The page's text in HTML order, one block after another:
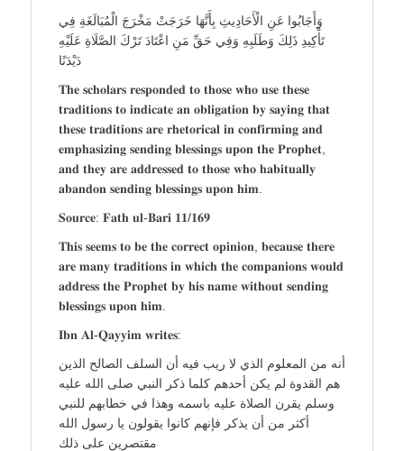
وَأَجَابُوا عَنِ الْأَحَادِيثِ بِأَنَّهَا خَرَجَتْ مَخْرَجَ الْمُبَالَغَةِ فِي
تَأْكِيدِ ذَلِكَ وَطَلَبِهِ وَفِي حَقِّ مَنِ اعْتَادَ تَرْكَ الصَّلَاةِ عَلَيْهِ
دَيْدَنًا
𝐓𝐡𝐞 𝐬𝐜𝐡𝐨𝐥𝐚𝐫𝐬 𝐫𝐞𝐬𝐩𝐨𝐧𝐝𝐞𝐝 𝐭𝐨 𝐭𝐡𝐨𝐬𝐞 𝐰𝐡𝐨 𝐮𝐬𝐞 𝐭𝐡𝐞𝐬𝐞
𝐭𝐫𝐚𝐝𝐢𝐭𝐢𝐨𝐧𝐬 𝐭𝐨 𝐢𝐧𝐝𝐢𝐜𝐚𝐭𝐞 𝐚𝐧 𝐨𝐛𝐥𝐢𝐠𝐚𝐭𝐢𝐨𝐧 𝐛𝐲 𝐬𝐚𝐲𝐢𝐧𝐠 𝐭𝐡𝐚𝐭
𝐭𝐡𝐞𝐬𝐞 𝐭𝐫𝐚𝐝𝐢𝐭𝐢𝐨𝐧𝐬 𝐚𝐫𝐞 𝐫𝐡𝐞𝐭𝐨𝐫𝐢𝐜𝐚𝐥 𝐢𝐧 𝐜𝐨𝐧𝐟𝐢𝐫𝐦𝐢𝐧𝐠 𝐚𝐧𝐝
𝐞𝐦𝐩𝐡𝐚𝐬𝐢𝐳𝐢𝐧𝐠 𝐬𝐞𝐧𝐝𝐢𝐧𝐠 𝐛𝐥𝐞𝐬𝐬𝐢𝐧𝐠𝐬 𝐮𝐩𝐨𝐧 𝐭𝐡𝐞 𝐏𝐫𝐨𝐩𝐡𝐞𝐭,
𝐚𝐧𝐝 𝐭𝐡𝐞𝐲 𝐚𝐫𝐞 𝐚𝐝𝐝𝐫𝐞𝐬𝐬𝐞𝐝 𝐭𝐨 𝐭𝐡𝐨𝐬𝐞 𝐰𝐡𝐨 𝐡𝐚𝐛𝐢𝐭𝐮𝐚𝐥𝐥𝐲
𝐚𝐛𝐚𝐧𝐝𝐨𝐧 𝐬𝐞𝐧𝐝𝐢𝐧𝐠 𝐛𝐥𝐞𝐬𝐬𝐢𝐧𝐠𝐬 𝐮𝐩𝐨𝐧 𝐡𝐢𝐦.
𝐒𝐨𝐮𝐫𝐜𝐞: 𝐅𝐚𝐭𝐡 𝐮𝐥-𝐁𝐚𝐫𝐢 𝟏𝟏/𝟏𝟔𝟗
𝐓𝐡𝐢𝐬 𝐬𝐞𝐞𝐦𝐬 𝐭𝐨 𝐛𝐞 𝐭𝐡𝐞 𝐜𝐨𝐫𝐫𝐞𝐜𝐭 𝐨𝐩𝐢𝐧𝐢𝐨𝐧, 𝐛𝐞𝐜𝐚𝐮𝐬𝐞 𝐭𝐡𝐞𝐫𝐞
𝐚𝐫𝐞 𝐦𝐚𝐧𝐲 𝐭𝐫𝐚𝐝𝐢𝐭𝐢𝐨𝐧𝐬 𝐢𝐧 𝐰𝐡𝐢𝐜𝐡 𝐭𝐡𝐞 𝐜𝐨𝐦𝐩𝐚𝐧𝐢𝐨𝐧𝐬 𝐰𝐨𝐮𝐥𝐝
𝐚𝐝𝐝𝐫𝐞𝐬𝐬 𝐭𝐡𝐞 𝐏𝐫𝐨𝐩𝐡𝐞𝐭 𝐛𝐲 𝐡𝐢𝐬 𝐧𝐚𝐦𝐞 𝐰𝐢𝐭𝐡𝐨𝐮𝐭 𝐬𝐞𝐧𝐝𝐢𝐧𝐠
𝐛𝐥𝐞𝐬𝐬𝐢𝐧𝐠𝐬 𝐮𝐩𝐨𝐧 𝐡𝐢𝐦.
𝐈𝐛𝐧 𝐀𝐥-𝐐𝐚𝐲𝐲𝐢𝐦 𝐰𝐫𝐢𝐭𝐞𝐬:
أنه من المعلوم الذي لا ريب فيه أن السلف الصالح الذين
هم القدوة لم يكن أحدهم كلما ذكر النبي صلى الله عليه
وسلم يقرن الصلاة عليه باسمه وهذا في خطابهم للنبي
أكثر من أن يذكر فإنهم كانوا يقولون يا رسول الله
مقتصرين على ذلك